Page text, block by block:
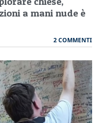
a mani nude è
2 COMMENTI